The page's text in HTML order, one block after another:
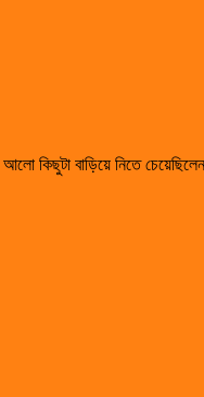
কিছুটা বাড়িয়ে নিতে